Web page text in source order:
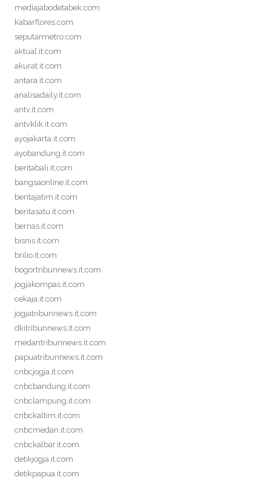
mediajabodetabek.com
kabarflores.com
seputarmetro.com
aktual.it.com
akurat.it.com
antara.it.com
analisadaily.it.com
antv.it.com
antvklik.it.com
ayojakarta.it.com
ayobandung.it.com
beritabali.it.com
bangsaonline.it.com
beritajatim.it.com
beritasatu.it.com
bernas.it.com
bisnis.it.com
brilio.it.com
bogortribunnews.it.com
jogjakompas.it.com
cekaja.it.com
jogjatribunnews.it.com
dkitribunnews.it.com
medantribunnews.it.com
papuatribunnews.it.com
cnbcjogja.it.com
cnbcbandung.it.com
cnbclampung.it.com
cnbckaltim.it.com
cnbcmedan.it.com
cnbckalbar.it.com
detikjogja.it.com
detikpapua.it.com